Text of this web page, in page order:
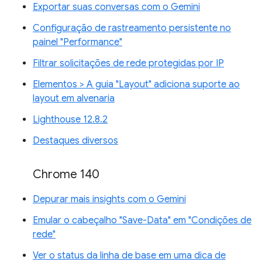
Exportar suas conversas com o Gemini
Configuração de rastreamento persistente no
painel "Performance"
Filtrar solicitações de rede protegidas por IP
Elementos > A guia "Layout" adiciona suporte ao
layout em alvenaria
Lighthouse 12.8.2
Destaques diversos
Chrome 140
Depurar mais insights com o Gemini
Emular o cabeçalho "Save-Data" em "Condições de
rede"
Ver o status da linha de base em uma dica de